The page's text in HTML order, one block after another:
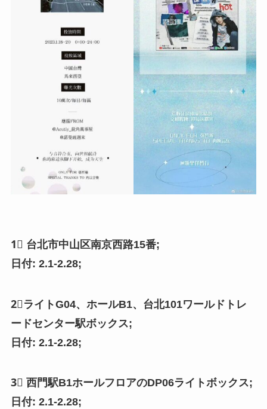
1⃣️ 台北市中山区南京西路15番;
日付: 2.1-2.28;
2⃣️ライトG04、ホールB1、台北101ワールドトレ
ードセンター駅ボックス;
日付: 2.1-2.28;
3⃣️ 西門駅B1ホールフロアのDP06ライトボックス;
日付: 2.1-2.28;